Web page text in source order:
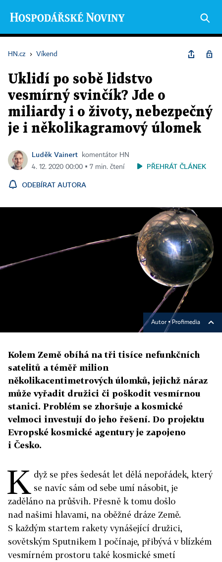
HN.cz › Víkend
Uklidí po sobě lidstvo
vesmírný svinčík? Jde o
miliardy i o životy, nebezpečný
je i několikagramový úlomek
Luděk Vainert
komentátor HN
4. 12. 2020 00:00 ▪ 7 min. čtení
PŘEHRÁT ČLÁNEK
ODEBÍRAT AUTORA
Autor ▪ Profimedia
Kolem Země obíhá na tři tisíce nefunkčních
satelitů a téměř milion
několikacentimetrových úlomků, jejichž náraz
může vyřadit družici či poškodit vesmírnou
stanici. Problém se zhoršuje a kosmické
velmoci investují do jeho řešení. Do projektu
Evropské kosmické agentury je zapojeno
i Česko.
K dyž se přes šedesát let dělá nepořádek, který
se navíc sám od sebe umí násobit, je
zaděláno na průšvih. Přesně k tomu došlo
nad našimi hlavami, na oběžné dráze Země.
S každým startem rakety vynášející družici,
sovětským Sputnikem 1 počínaje, přibývá v blízkém
vesmírném prostoru také kosmické smetí